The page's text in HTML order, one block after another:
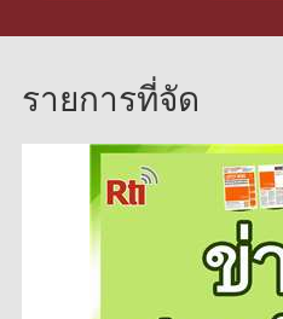
รายการที่จัด